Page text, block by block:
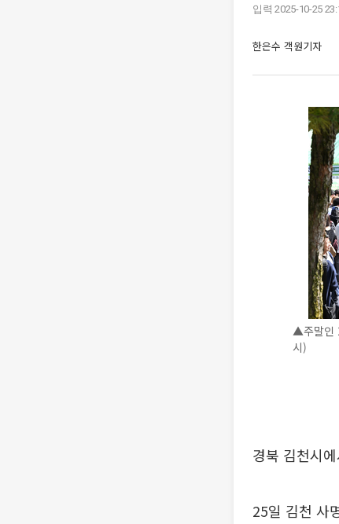
입력 2025-10-25
한은수 객원기자
▲주말인
시)
경북 김천시
25일 김천 사